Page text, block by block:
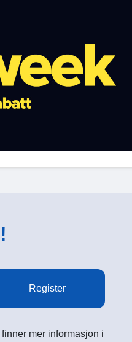
Register
mer informasjon i